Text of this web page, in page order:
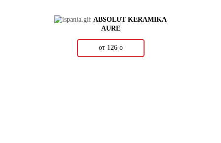
ABSOLUT KERAMIKA
AURE
от 126 о